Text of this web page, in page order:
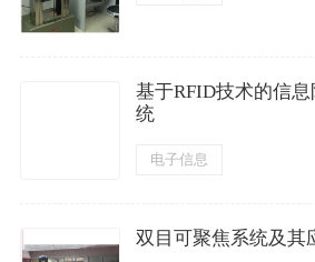
基于RFID技术的信
统
电子信息
双目可聚焦系统及其